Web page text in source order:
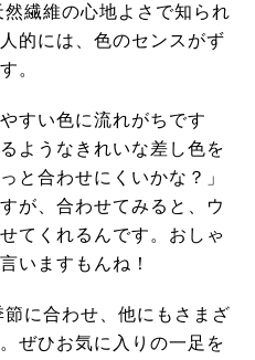
繊維の心地よさで知られ
的には、色のセンスがず
。
すい色に流れがちです
ようなきれいな差し色を
と合わせにくいかな？」
が、合わせてみると、ウ
てくれるんです。おしゃ
いますもんね！
に合わせ、他にもさまざ
ぜひお気に入りの一足を